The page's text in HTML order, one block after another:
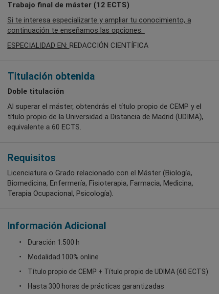
Trabajo final de máster (12 ECTS)
Si te interesa especializarte y ampliar tu conocimiento, a
continuación te enseñamos las opciones.
ESPECIALIDAD EN: REDACCIÓN CIENTÍFICA
Titulación obtenida
Doble titulación
Al superar el máster, obtendrás el título propio de CEMP y el
título propio de la Universidad a Distancia de Madrid (UDIMA),
equivalente a 60 ECTS.
Requisitos
Licenciatura o Grado relacionado con el Máster (Biología,
Biomedicina, Enfermería, Fisioterapia, Farmacia, Medicina,
Terapia Ocupacional, Psicología).
Información Adicional
Duración 1.500 h
Modalidad 100% online
Título propio de CEMP + Título propio de UDIMA (60 ECTS)
Hasta 300 horas de prácticas garantizadas